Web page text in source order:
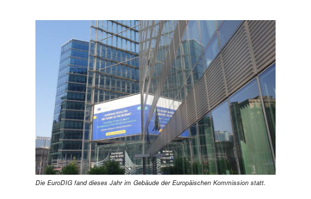
Die EuroDIG fand dieses Jahr im Gebäude der Europäischen Kommission statt.